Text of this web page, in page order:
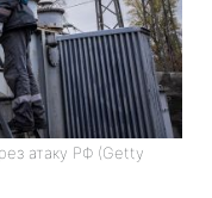
атаку РФ (Getty